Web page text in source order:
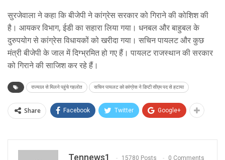
सुरजेवाला ने कहा कि बीजेपी ने कांग्रेस सरकार को गिराने की कोशिश की
है। आयकर विभाग, ईडी का सहारा लिया गया। धनबल और बाहुबल के
दुरुपयोग से कांग्रेस विधायकों को खरीदा गया। सचिन पायलट और कुछ
मंत्री बीजेपी के जाल में दिग्भ्रमित हो गए हैं। पायलट राजस्थान की सरकार
को गिराने की साजिश कर रहे हैं।
राज्याल से मिलने पहुंचे गहलोत सचिन पायलट को कांग्रेस ने डिप्टी सीएम पद से हटाया
Share Facebook Twitter Google+
Tennews1 15780 Posts 0 Comments